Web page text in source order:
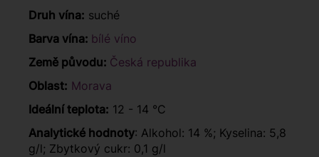
Druh vína: suché
Barva vína: bílé víno
Země původu: Česká republika
Oblast: Morava
Ideální teplota: 12 - 14 °C
Analytické hodnoty: Alkohol: 14 %; Kyselina: 5,8
g/l; Zbytkový cukr: 0,1 g/l